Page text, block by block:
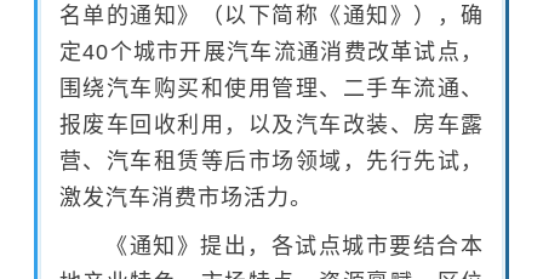
名单的通知》（以下简称《通知》），确
定40个城市开展汽车流通消费改革试点，
围绕汽车购买和使用管理、二手车流通、
报废车回收利用，以及汽车改装、房车露
营、汽车租赁等后市场领域，先行先试，
激发汽车消费市场活力。
《通知》提出，各试点城市要结合本